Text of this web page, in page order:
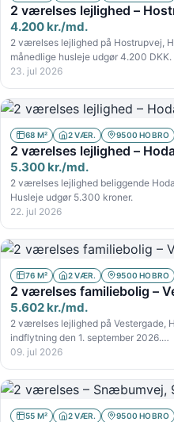
2 værelses lejlighed –
4.200 kr./md.
2 værelses lejlighed på Hostrupvej,
månedlige husleje udgør 4.200 DKK.
23. jul 2026
68 M² 2 VÆR. 9500 HOBRO
2 værelses lejlighed –
5.300 kr./md.
2 værelses lejlighed beliggende
Husleje udgør 5.300 kroner.
22. jul 2026
76 M² 2 VÆR. 9500 HOBRO
2 værelses familiebolig –
5.602 kr./md.
2 værelses lejlighed på Vestergade,
indflytning den 1. september 2026.…
09. jul 2026
55 M² 2 VÆR. 9500 HOBRO